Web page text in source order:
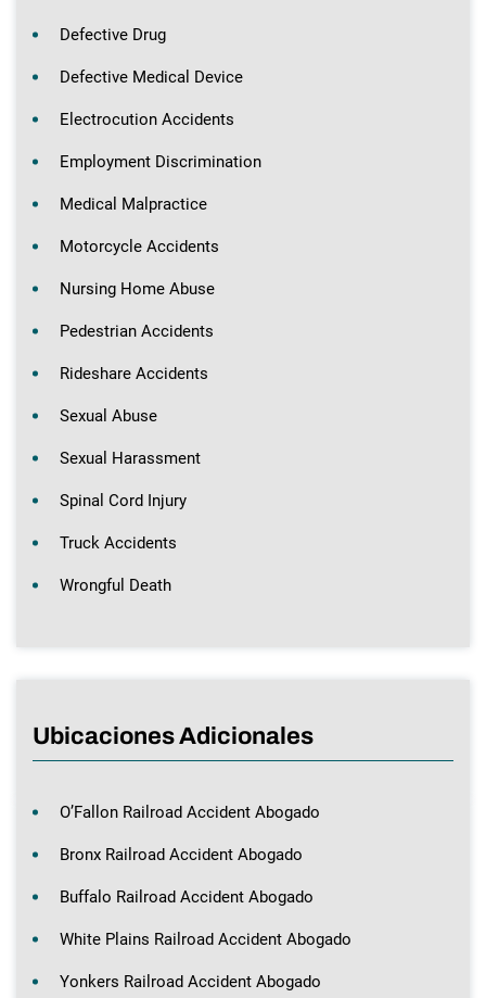
Defective Drug
Defective Medical Device
Electrocution Accidents
Employment Discrimination
Medical Malpractice
Motorcycle Accidents
Nursing Home Abuse
Pedestrian Accidents
Rideshare Accidents
Sexual Abuse
Sexual Harassment
Spinal Cord Injury
Truck Accidents
Wrongful Death
Ubicaciones Adicionales
O’Fallon Railroad Accident Abogado
Bronx Railroad Accident Abogado
Buffalo Railroad Accident Abogado
White Plains Railroad Accident Abogado
Yonkers Railroad Accident Abogado